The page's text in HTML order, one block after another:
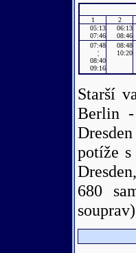
1 2
05:13
07:46
06:13
08:46
07:48
¦
08:40
09:16
08:48
10:20
Starší
Berlin -
potíže
680